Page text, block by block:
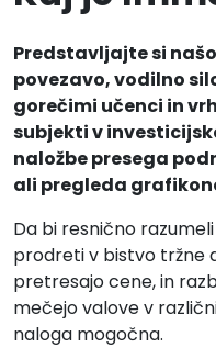
Predstavljajte si
povezavo, vodilno
gorečimi učenci in
subjekti v
naložbe presega
ali pregleda
Da bi resnično
prodreti v bistvo tržne
pretresajo cene, in
mečejo valove v
naloga mogočna.